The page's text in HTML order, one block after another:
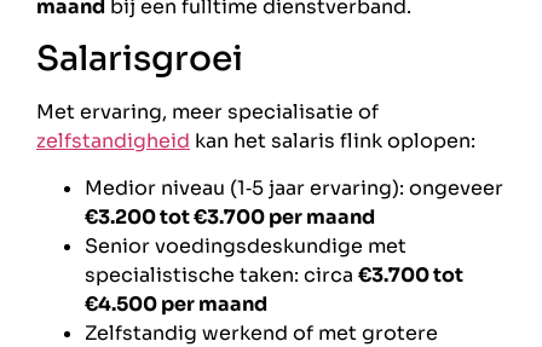
maand bij een fulltime dienstverband.
Salarisgroei
Met ervaring, meer specialisatie of
zelfstandigheid kan het salaris flink oplopen:
Medior niveau (1‑5 jaar ervaring): ongeveer
€3.200 tot €3.700 per maand
Senior voedingsdeskundige met
specialistische taken: circa €3.700 tot
€4.500 per maand
Zelfstandig werkend of met grotere